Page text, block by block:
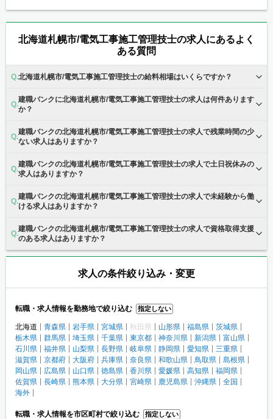
北海道札幌市/電気工事施工管理技士の求人にあるよく
ある質問
北海道札幌市/電気工事施工管理技士の給料相場はいくらですか？
建職バンクに北海道札幌市/電気工事施工管理技士の求人は何件あります
か？
建職バンクの北海道札幌市/電気工事施工管理技士の求人で残業時間の少
ない求人はありますか？
建職バンクの北海道札幌市/電気工事施工管理技士の求人で土日祝休みの
求人はありますか？
建職バンクの北海道札幌市/電気工事施工管理技士の求人で未経験から働
ける求人はありますか？
建職バンクの北海道札幌市/電気工事施工管理技士の求人で資格取得支援
のある求人はありますか？
求人の条件絞り込み・変更
転職・求人情報を勤務地で絞り込む 指定しない
北海道 青森県 岩手県 宮城県 秋田県 山形県 福島県
茨城県
栃木県
群馬県 埼玉県 千葉県 東京都 神奈川県 新潟県
富山県
石川県
福井県 山梨県 長野県 岐阜県 静岡県 愛知県
三重県
滋賀県
京都府 大阪府 兵庫県 奈良県 和歌山県 鳥取県
島根県
岡山県
広島県 山口県 徳島県 香川県 愛媛県 高知県
福岡県
佐賀県
長崎県 熊本県 大分県 宮崎県 鹿児島県 沖縄県
全国
海外
転職・求人情報を市区町村で絞り込む 指定しない